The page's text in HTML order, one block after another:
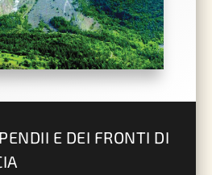
E DEI FRONTI DI